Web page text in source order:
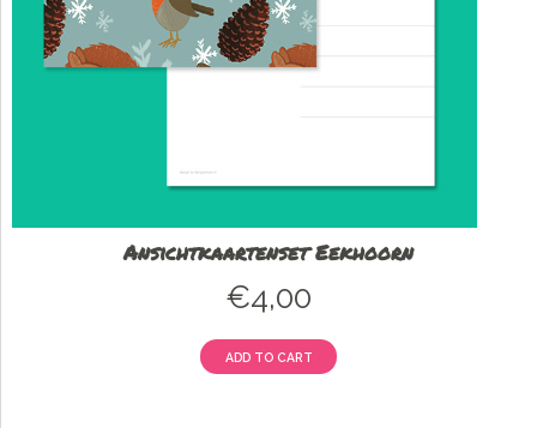
Ansichtkaartenset Eekhoorn
€4,00
ADD TO CART